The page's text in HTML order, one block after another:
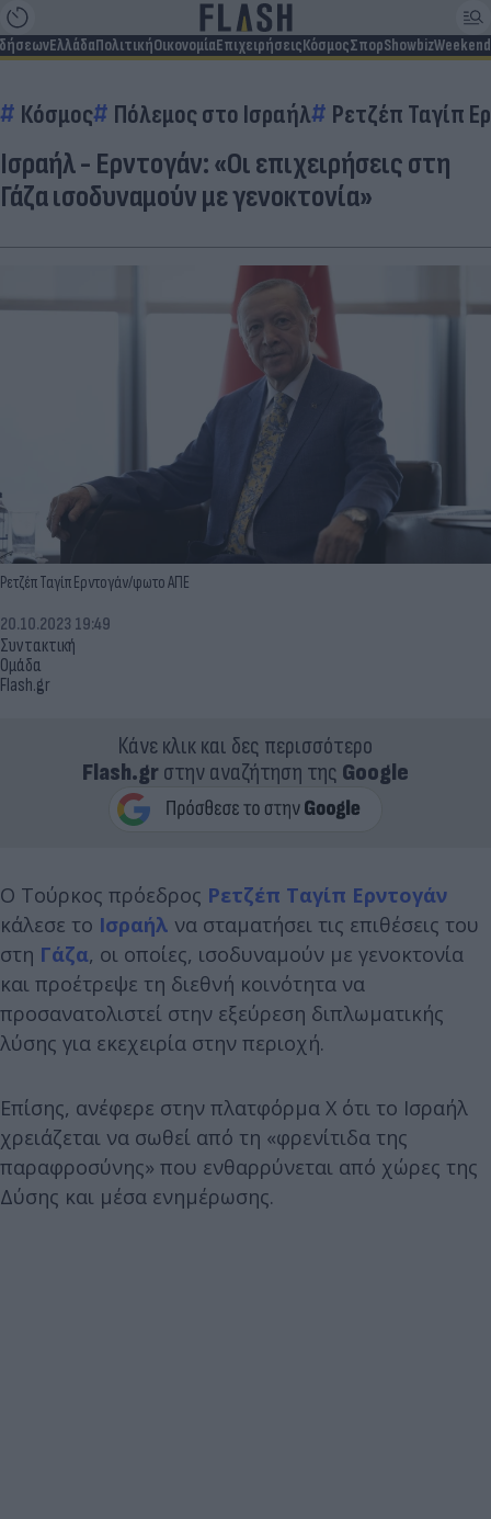
ΕλλάδαΠολιτικήΟικονομίαΕπιχειρήσειςΚόσμοςΣπορShowbizWeekend
Κόσμος Πόλεμος στο Ισραήλ Ρετζέπ Ταγίπ
Ισραήλ - Ερντογάν: «Οι επιχειρήσεις στη
Γάζα ισοδυναμούν με γενοκτονία»
Ρετζέπ Ταγίπ Ερντογάν/φωτο ΑΠΕ
Συντακτική
Ομάδα
Flash.gr
20.10.2023 19:49
Κάνε κλικ και δες περισσότερο
Flash.grστην αναζήτηση της Google
Ο Τούρκος πρόεδρος Ρετζέπ Ταγίπ Ερντογάν
κάλεσε το Ισραήλ να σταματήσει τις επιθέσεις του
στη Γάζα, οι οποίες, ισοδυναμούν με γενοκτονία
και προέτρεψε τη διεθνή κοινότητα να
προσανατολιστεί στην εξεύρεση διπλωματικής
λύσης για εκεχειρία στην περιοχή.
Επίσης, ανέφερε στην πλατφόρμα Χ ότι το Ισραήλ
χρειάζεται να σωθεί από τη «φρενίτιδα της
παραφροσύνης» που ενθαρρύνεται από χώρες της
Δύσης και μέσα ενημέρωσης.